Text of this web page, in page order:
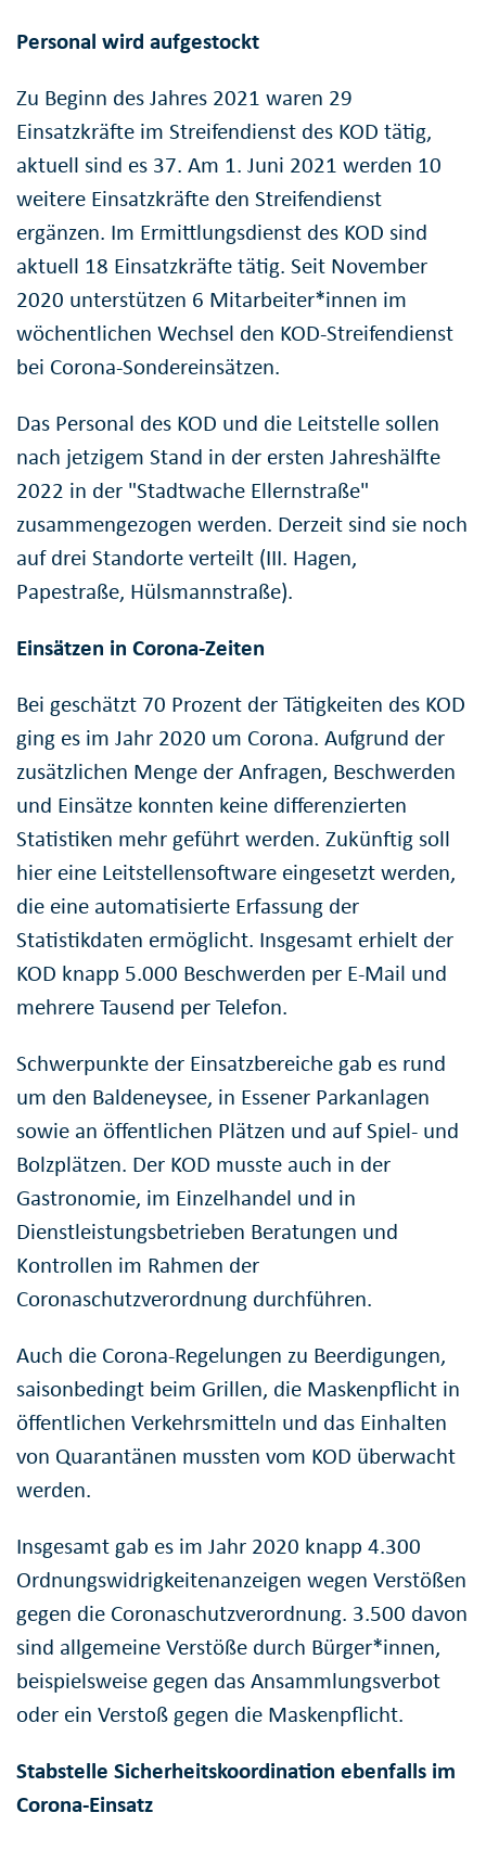
Personal wird aufgestockt
Zu Beginn des Jahres 2021 waren 29
Einsatzkräfte im Streifendienst des KOD tätig,
aktuell sind es 37. Am 1. Juni 2021 werden 10
weitere Einsatzkräfte den Streifendienst
ergänzen. Im Ermittlungsdienst des KOD sind
aktuell 18 Einsatzkräfte tätig. Seit November
2020 unterstützen 6 Mitarbeiter*innen im
wöchentlichen Wechsel den KOD-Streifendienst
bei Corona-Sondereinsätzen.
Das Personal des KOD und die Leitstelle sollen
nach jetzigem Stand in der ersten Jahreshälfte
2022 in der "Stadtwache Ellernstraße"
zusammengezogen werden. Derzeit sind sie noch
auf drei Standorte verteilt (III. Hagen,
Papestraße, Hülsmannstraße).
Einsätzen in Corona-Zeiten
Bei geschätzt 70 Prozent der Tätigkeiten des KOD
ging es im Jahr 2020 um Corona. Aufgrund der
zusätzlichen Menge der Anfragen, Beschwerden
und Einsätze konnten keine differenzierten
Statistiken mehr geführt werden. Zukünftig soll
hier eine Leitstellensoftware eingesetzt werden,
die eine automatisierte Erfassung der
Statistikdaten ermöglicht. Insgesamt erhielt der
KOD knapp 5.000 Beschwerden per E-Mail und
mehrere Tausend per Telefon.
Schwerpunkte der Einsatzbereiche gab es rund
um den Baldeneysee, in Essener Parkanlagen
sowie an öffentlichen Plätzen und auf Spiel- und
Bolzplätzen. Der KOD musste auch in der
Gastronomie, im Einzelhandel und in
Dienstleistungsbetrieben Beratungen und
Kontrollen im Rahmen der
Coronaschutzverordnung durchführen.
Auch die Corona-Regelungen zu Beerdigungen,
saisonbedingt beim Grillen, die Maskenpflicht in
öffentlichen Verkehrsmitteln und das Einhalten
von Quarantänen mussten vom KOD überwacht
werden.
Insgesamt gab es im Jahr 2020 knapp 4.300
Ordnungswidrigkeitenanzeigen wegen Verstößen
gegen die Coronaschutzverordnung. 3.500 davon
sind allgemeine Verstöße durch Bürger*innen,
beispielsweise gegen das Ansammlungsverbot
oder ein Verstoß gegen die Maskenpflicht.
Stabstelle Sicherheitskoordination ebenfalls im
Corona-Einsatz